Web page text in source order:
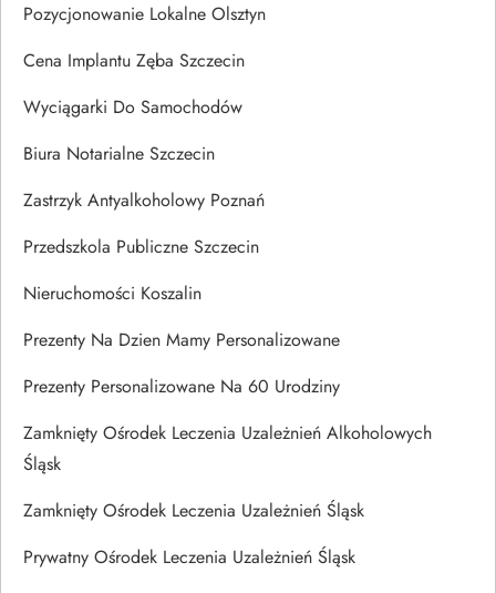
Pozycjonowanie Lokalne Olsztyn
Cena Implantu Zęba Szczecin
Wyciągarki Do Samochodów
Biura Notarialne Szczecin
Zastrzyk Antyalkoholowy Poznań
Przedszkola Publiczne Szczecin
Nieruchomości Koszalin
Prezenty Na Dzien Mamy Personalizowane
Prezenty Personalizowane Na 60 Urodziny
Zamknięty Ośrodek Leczenia Uzależnień Alkoholowych
Śląsk
Zamknięty Ośrodek Leczenia Uzależnień Śląsk
Prywatny Ośrodek Leczenia Uzależnień Śląsk